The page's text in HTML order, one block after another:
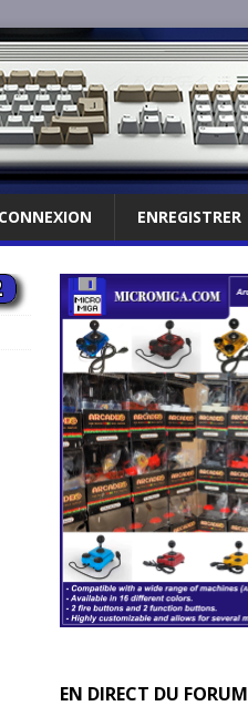
CONNEXION ENREGISTRER
EN DIRECT DU FORUM